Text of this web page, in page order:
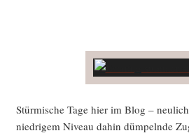
Stür­mi­sche Tage hier im Blog –
nied­ri­gem Niveau dahin düm­peln­de